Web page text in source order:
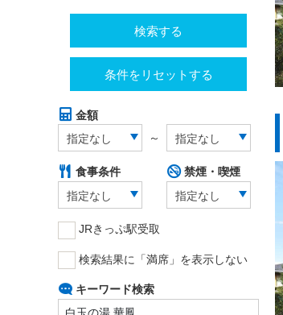
検索する
条件をリセットする
金額
指定なし
～ 指定なし
食事条件
指定なし
禁煙・喫煙
指定なし
JRきっぷ駅受取
検索結果に「満席」を表示しない
キーワード検索